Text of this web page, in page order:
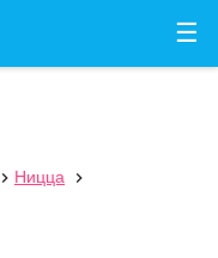
☰
 Ницца
